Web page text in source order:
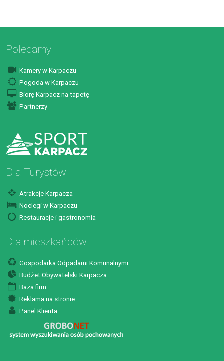
Polecamy
Kamery w Karpaczu
Pogoda w Karpaczu
Biorę Karpacz na tapetę
Partnerzy
Dla Turystów
Atrakcje Karpacza
Noclegi w Karpaczu
Restauracje i gastronomia
Dla mieszkańców
Gospodarka Odpadami Komunalnymi
Budżet Obywatelski Karpacza
Baza firm
Reklama na stronie
Panel Klienta